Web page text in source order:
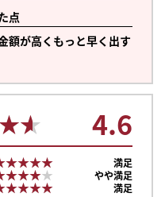
点
額が高くもっと早く出す
4.6
満足
やや満足
満足